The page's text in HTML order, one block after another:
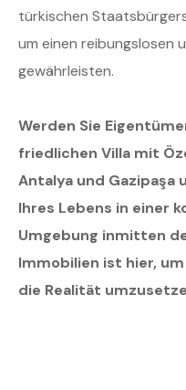
türkischen
um einen reibungslosen
gewährleisten.
Werden Sie
friedlichen Villa mit
Antalya und Gazipaşa
Ihres Lebens in einer
Umgebung inmitten
Immobilien ist hier,
die Realität